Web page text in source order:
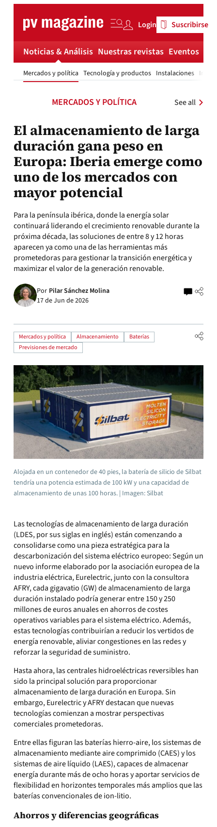
content
Login Suscribirse
Noticias & Análisis
Mercados y política Tecnología y productos Instalaciones
Nuestras revistas Eventos
MERCADOS Y POLÍTICA See all
El almacenamiento de larga
duración gana peso en
Europa: Iberia emerge como
uno de los mercados con
mayor potencial
Para la península ibérica, donde la energía solar
continuará liderando el crecimiento renovable durante la
próxima década, las soluciones de entre 8 y 12 horas
aparecen ya como una de las herramientas más
prometedoras para gestionar la transición energética y
maximizar el valor de la generación renovable.
Por Pilar Sánchez Molina
17 de Jun de 2026
Mercados y política Almacenamiento
Baterías
Previsiones de mercado
Alojada en un contenedor de 40 pies, la batería de silicio de Silbat
tendría una potencia estimada de 100 kW y una capacidad de
almacenamiento de unas 100 horas. | Imagen: Silbat
Las tecnologías de almacenamiento de larga duración
(LDES, por sus siglas en inglés) están comenzando a
consolidarse como una pieza estratégica para la
descarbonización del sistema eléctrico europeo: Según un
nuevo informe elaborado por la asociación europea de la
industria eléctrica, Eurelectric, junto con la consultora
AFRY, cada gigavatio (GW) de almacenamiento de larga
duración instalado podría generar entre 150 y 250
millones de euros anuales en ahorros de costes
operativos variables para el sistema eléctrico. Además,
estas tecnologías contribuirían a reducir los vertidos de
energía renovable, aliviar congestiones en las redes y
reforzar la seguridad de suministro.
Hasta ahora, las centrales hidroeléctricas reversibles han
sido la principal solución para proporcionar
almacenamiento de larga duración en Europa. Sin
embargo, Eurelectric y AFRY destacan que nuevas
tecnologías comienzan a mostrar perspectivas
comerciales prometedoras.
Entre ellas figuran las baterías hierro-aire, los sistemas de
almacenamiento mediante aire comprimido (CAES) y los
sistemas de aire líquido (LAES), capaces de almacenar
energía durante más de ocho horas y aportar servicios de
flexibilidad en horizontes temporales más amplios que las
baterías convencionales de ion-litio.
Ahorros y diferencias geográficas